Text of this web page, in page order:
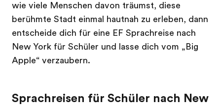
wie viele Menschen davon träumst, diese
berühmte Stadt einmal hautnah zu erleben, dann
entscheide dich für eine EF Sprachreise nach
New York für Schüler und lasse dich vom „Big
Apple“ verzaubern.
Sprachreisen für Schüler nach New